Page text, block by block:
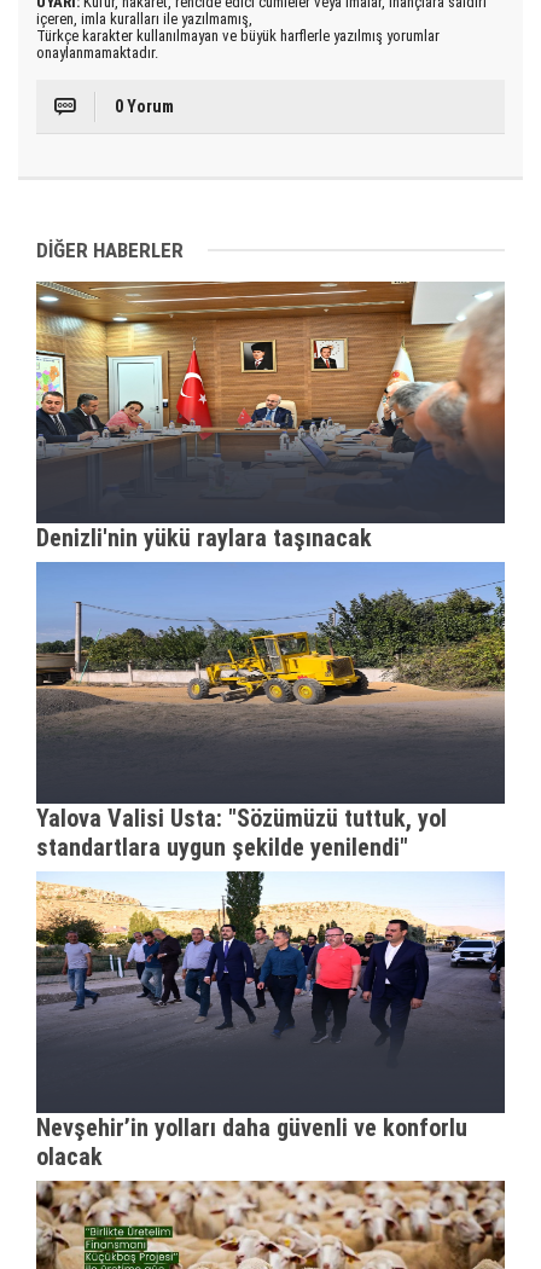
içeren, imla kuralları ile yazılmamış,
Türkçe karakter kullanılmayan ve büyük harflerle yazılmış yorumlar
onaylanmamaktadır.
0 Yorum
DİĞER HABERLER
Denizli'nin yükü raylara taşınacak
Yalova Valisi Usta: "Sözümüzü tuttuk, yol
standartlara uygun şekilde yenilendi"
Nevşehir’in yolları daha güvenli ve konforlu
olacak